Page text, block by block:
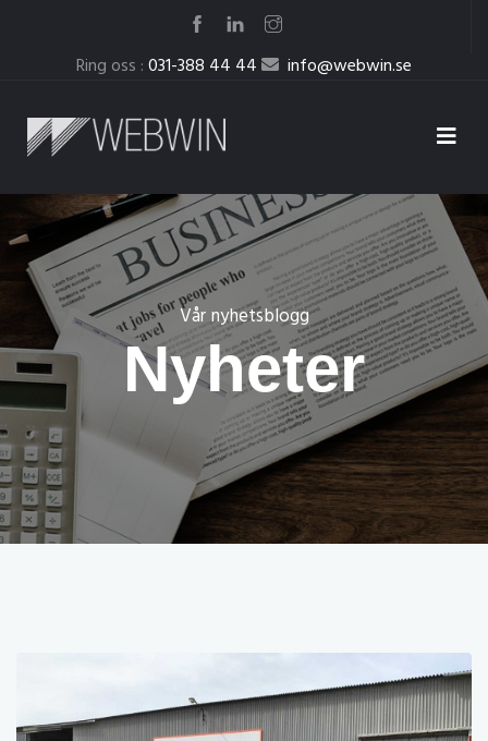
Ring oss :031-388 44 44 info@webwin.se
Vår nyhetsblogg
Nyheter